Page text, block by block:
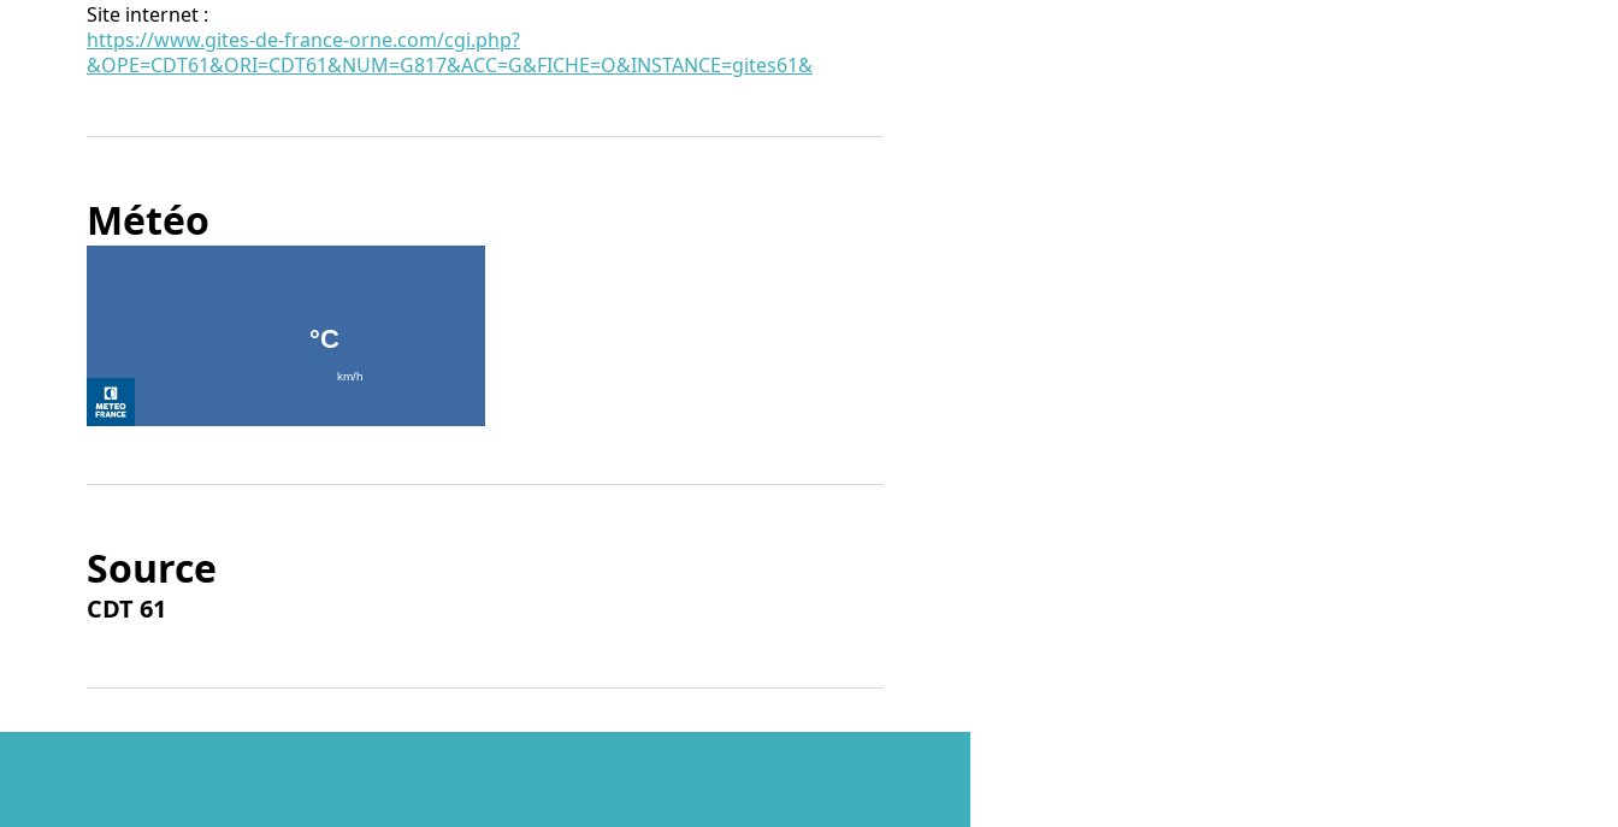
Site internet :
https://www.gites-de-france-orne.com/cgi.php?
&OPE=CDT61&ORI=CDT61&NUM=G817&ACC=G&FICHE=O&INSTANCE=gites61&
Météo
Source
CDT 61